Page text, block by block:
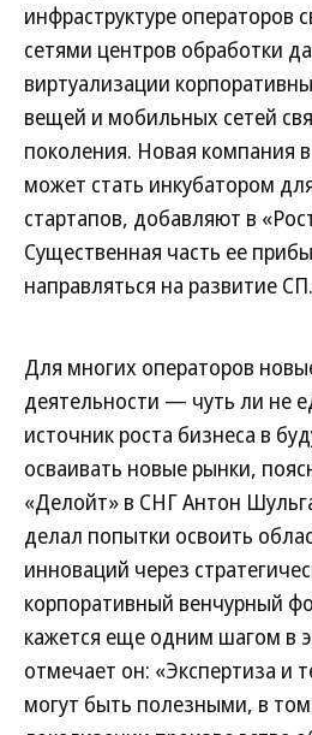
инфраструктуре операторов
сетями центров обработки
виртуализации
вещей и мобильных сетей
поколения. Новая компания
может стать инкубатором
стартапов, добавляют в
Существенная часть ее
направляться на развитие СП.
Для многих операторов
деятельности — чуть ли не
источник роста бизнеса в
осваивать новые рынки,
«Делойт» в СНГ Антон
делал попытки освоить
инноваций через
корпоративный венчурный
кажется еще одним шагом в
отмечает он: «Экспертиза и
могут быть полезными, в